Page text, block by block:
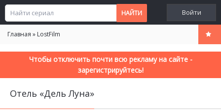
Войти
Главная » LostFilm
Чтобы отключить почти всю рекламу на сайте -
зарегистрируйтесь!
Отель «Дель Луна»